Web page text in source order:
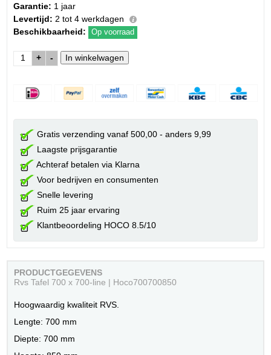
Garantie: 1 jaar
Levertijd: 2 tot 4 werkdagen
Beschikbaarheid:
Op voorraad
+ -
Gratis verzending vanaf 500,00 - anders 9,99
Laagste prijsgarantie
Achteraf betalen via Klarna
Voor bedrijven en consumenten
Snelle levering
Ruim 25 jaar ervaring
Klantbeoordeling HOCO 8.5/10
PRODUCTGEGEVENS
Rvs Tafel 700 x 700-line | Hoco700700850
Hoogwaardig kwaliteit RVS.
Lengte: 700 mm
Diepte: 700 mm